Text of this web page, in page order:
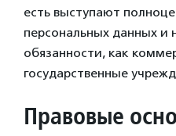
есть выступают
персональных данных и
обязанности, как
государственные
Правовые